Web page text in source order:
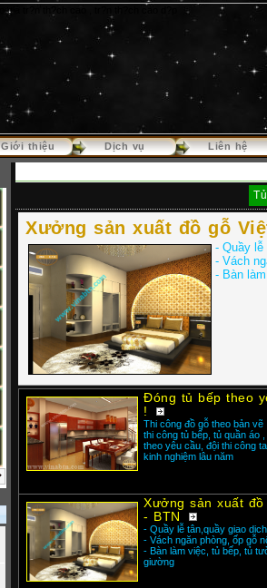
Giới thiệu Dịch vụ Liên hệ
Báo giá thi công trần
Xưởng sản xuất đồ gỗ
- Quầy lễ
- Vách
- Bàn
Đóng tủ bếp theo
!
Thi công đồ gỗ theo bản vẽ
thi công tủ bếp, tủ quần áo
theo yêu cầu, đội thi công
kinh nghiệm lâu năm
Xưởng sản xuất
- BTN
- Quầy lễ tân,quầy giao dich
- Vách ngăn phòng, ốp gỗ
- Bàn làm việc, tủ bếp, tủ
giường